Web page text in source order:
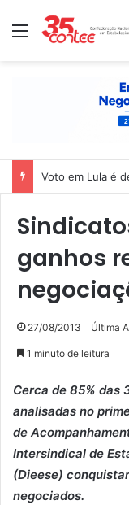
Menu
Voto em Lula é
ganhos
27/08/2013 Última
1 minuto de leitura
Cerca de 85% das
analisadas no
de
Intersindical de
(Dieese)
negociados.